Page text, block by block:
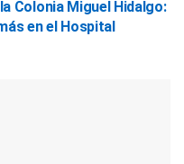
Colonia Miguel Hidalgo:
en el Hospital